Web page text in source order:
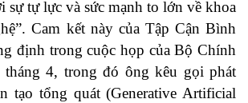
sự tự lực và sức mạnh to lớn về khoa
Cam kết này của Tập Cận Bình
định trong cuộc họp của Bộ Chính
4, trong đó ông kêu gọi phát
tạo tổng quát (Generative Artificial